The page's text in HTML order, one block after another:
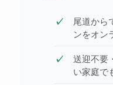
尾道から
ンをオン
送迎不要
い家庭で